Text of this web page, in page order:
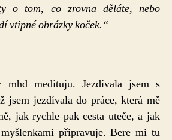
o tom, co zrovna děláte, nebo
vtipné obrázky koček.“
medituju. Jezdívala jsem s
jsem jezdívala do práce, která mě
jak rychle pak cesta uteče, a jak
připravuje. Bere mi tu